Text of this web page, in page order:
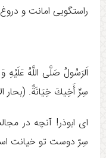
راستگویی امانت و
اَلرَسُولُ صَلَّى اللَّهُ عَلَيْهِ وَ
سِرِّ أَخِيكَ خِيَانَةٌ. (بحار الأنوار
ای ابوذر! آنچه در
سِرّ دوست تو خیانت